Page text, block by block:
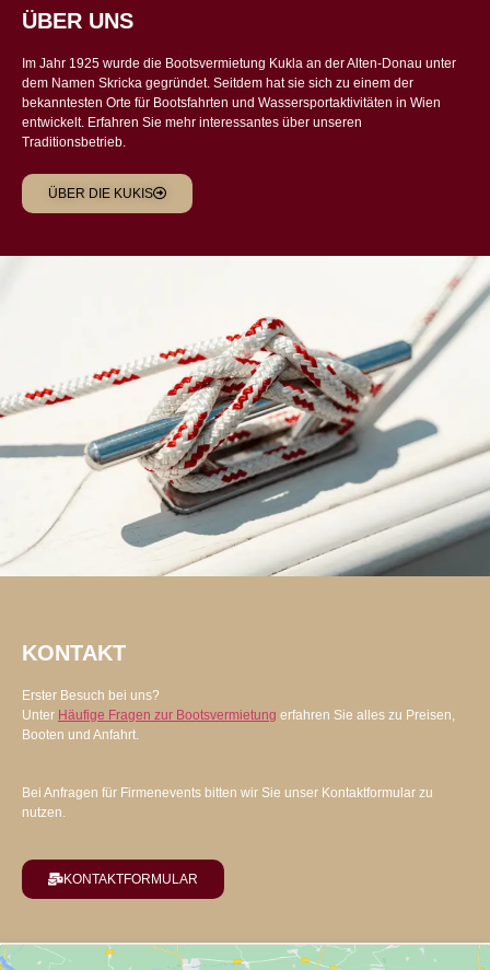
ÜBER UNS
Im Jahr 1925 wurde die Bootsvermietung Kukla an der Alten-Donau unter
dem Namen Skricka gegründet. Seitdem hat sie sich zu einem der
bekanntesten Orte für Bootsfahrten und Wassersportaktivitäten in Wien
entwickelt. Erfahren Sie mehr interessantes über unseren
Traditionsbetrieb.
ÜBER DIE KUKIS
KONTAKT
Erster Besuch bei uns?
Unter Häufige Fragen zur Bootsvermietung erfahren Sie alles zu Preisen,
Booten und Anfahrt.
Bei Anfragen für Firmenevents bitten wir Sie unser Kontaktformular zu
nutzen.
KONTAKTFORMULAR